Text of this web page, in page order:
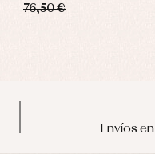
76,50 €
Envíos